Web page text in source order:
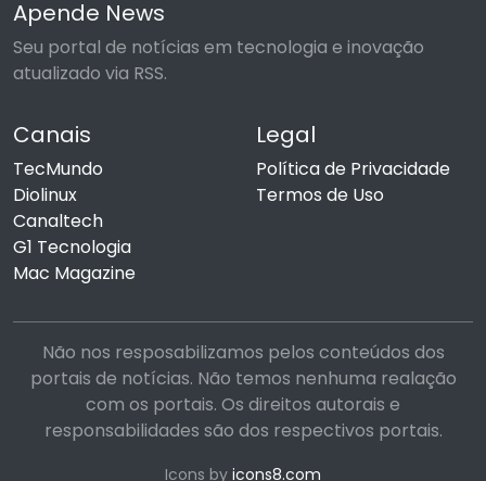
Apende News
Seu portal de notícias em tecnologia e inovação
atualizado via RSS.
Canais
TecMundo
Diolinux
Canaltech
G1 Tecnologia
Mac Magazine
Legal
Política de Privacidade
Termos de Uso
Não nos resposabilizamos pelos conteúdos dos
portais de notícias. Não temos nenhuma realação
com os portais. Os direitos autorais e
responsabilidades são dos respectivos portais.
Icons by icons8.com